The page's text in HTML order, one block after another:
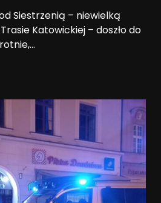
Siestrzenią – niewielką
Katowickiej – doszło do